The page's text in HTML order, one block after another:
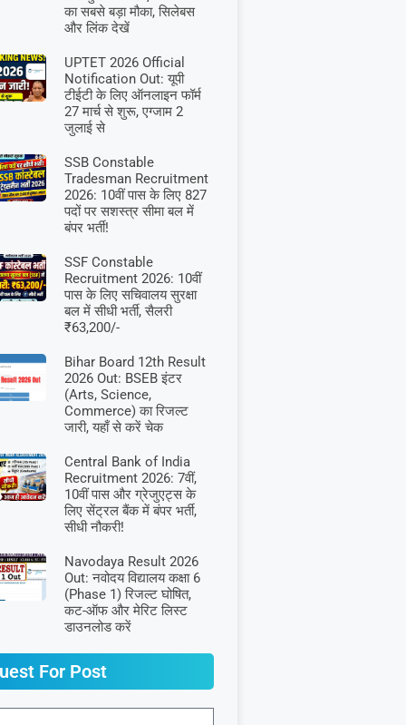
का सबसे बड़ा मौका, सिलेबस
और लिंक देखें
UPTET 2026 Official
Notification Out: यूपी
टीईटी के लिए ऑनलाइन फॉर्म
27 मार्च से शुरू, एग्जाम 2
जुलाई से
SSB Constable
Tradesman Recruitment
2026: 10वीं पास के लिए 827
पदों पर सशस्त्र सीमा बल में
बंपर भर्ती!
SSF Constable
Recruitment 2026: 10वीं
पास के लिए सचिवालय सुरक्षा
बल में सीधी भर्ती, सैलरी
₹63,200/-
Bihar Board 12th Result
2026 Out: BSEB इंटर
(Arts, Science,
Commerce) का रिजल्ट
जारी, यहाँ से करें चेक
Central Bank of India
Recruitment 2026: 7वीं,
10वीं पास और ग्रेजुएट्स के
लिए सेंट्रल बैंक में बंपर भर्ती,
सीधी नौकरी!
Navodaya Result 2026
Out: नवोदय विद्यालय कक्षा 6
(Phase 1) रिजल्ट घोषित,
कट-ऑफ और मेरिट लिस्ट
डाउनलोड करें
For Post